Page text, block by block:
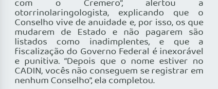
com o Cremero”, alertou a
otorrinolaringologista, explicando que o
Conselho vive de anuidade e, por isso, os que
mudarem de Estado e não pagarem são
listados como inadimplentes, e que a
fiscalização do Governo Federal é inexorável
e punitiva. “Depois que o nome estiver no
CADIN, vocês não conseguem se registrar em
nenhum Conselho”, ela completou.